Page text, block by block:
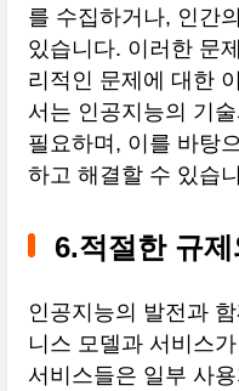
를 수집하거나, 인간
있습니다. 이러한 문
리적인 문제에 대한
서는 인공지능의 기
필요하며, 이를 바탕
하고 해결할 수 있습
6.적절한 규
인공지능의 발전과
니스 모델과 서비스
서비스들은 일부 사